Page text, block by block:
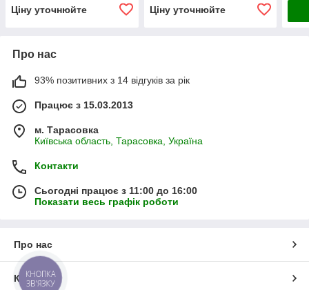
Ціну уточнюйте Ціну уточнюйте
Про нас
93% позитивних з 14 відгуків за рік
Працює з 15.03.2013
м. Тарасовка
Київська область, Тарасовка, Україна
Контакти
Сьогодні працює з 11:00 до 16:00
Показати весь графік роботи
Про нас
Контакти
КНОПКА
ЗВ'ЯЗКУ